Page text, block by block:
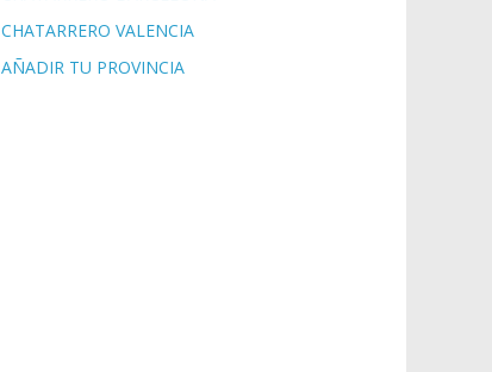
CHATARRERO VALENCIA
AÑADIR TU PROVINCIA